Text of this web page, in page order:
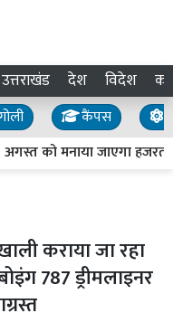
उत्तराखंड देश विदेश
कैंपस
को मनाया जाएगा हजरत
कराया जा रहा
787 ड्रीमलाइनर